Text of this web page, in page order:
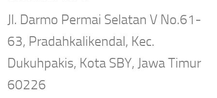
Jl. Darmo Permai Selatan V No.61-
63, Pradahkalikendal, Kec.
Dukuhpakis, Kota SBY, Jawa Timur
60226